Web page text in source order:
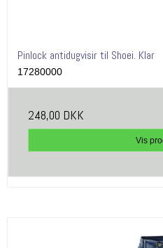
Pinlock antidugvisir til Shoei. Klar
17280000
248,00 DKK
Vis